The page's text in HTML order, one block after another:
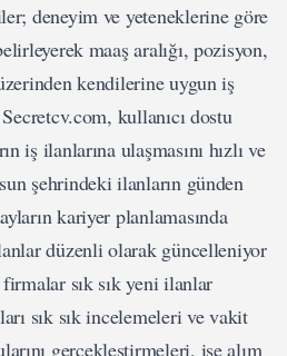
deneyim ve yeteneklerine göre
maaş aralığı, pozisyon,
kendilerine uygun iş
kullanıcı dostu
iş ilanlarına ulaşmasını hızlı ve
şehrindeki ilanların günden
kariyer planlamasında
düzenli olarak güncelleniyor
sık sık yeni ilanlar
sık sık incelemeleri ve vakit
gerçekleştirmeleri, işe alım